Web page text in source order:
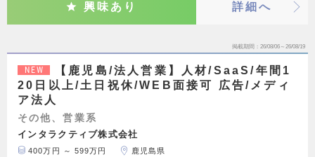
興味あり 詳細へ
掲載期間 26/08/06～26/08/19
NEW
【鹿児島/法人営業】人材/SaaS/年間1
20日以上/土日祝休/WEB面接可 広告/メディ
ア法人
その他、営業系
インタラクティブ株式会社
400万円 ～ 599万円 鹿児島県